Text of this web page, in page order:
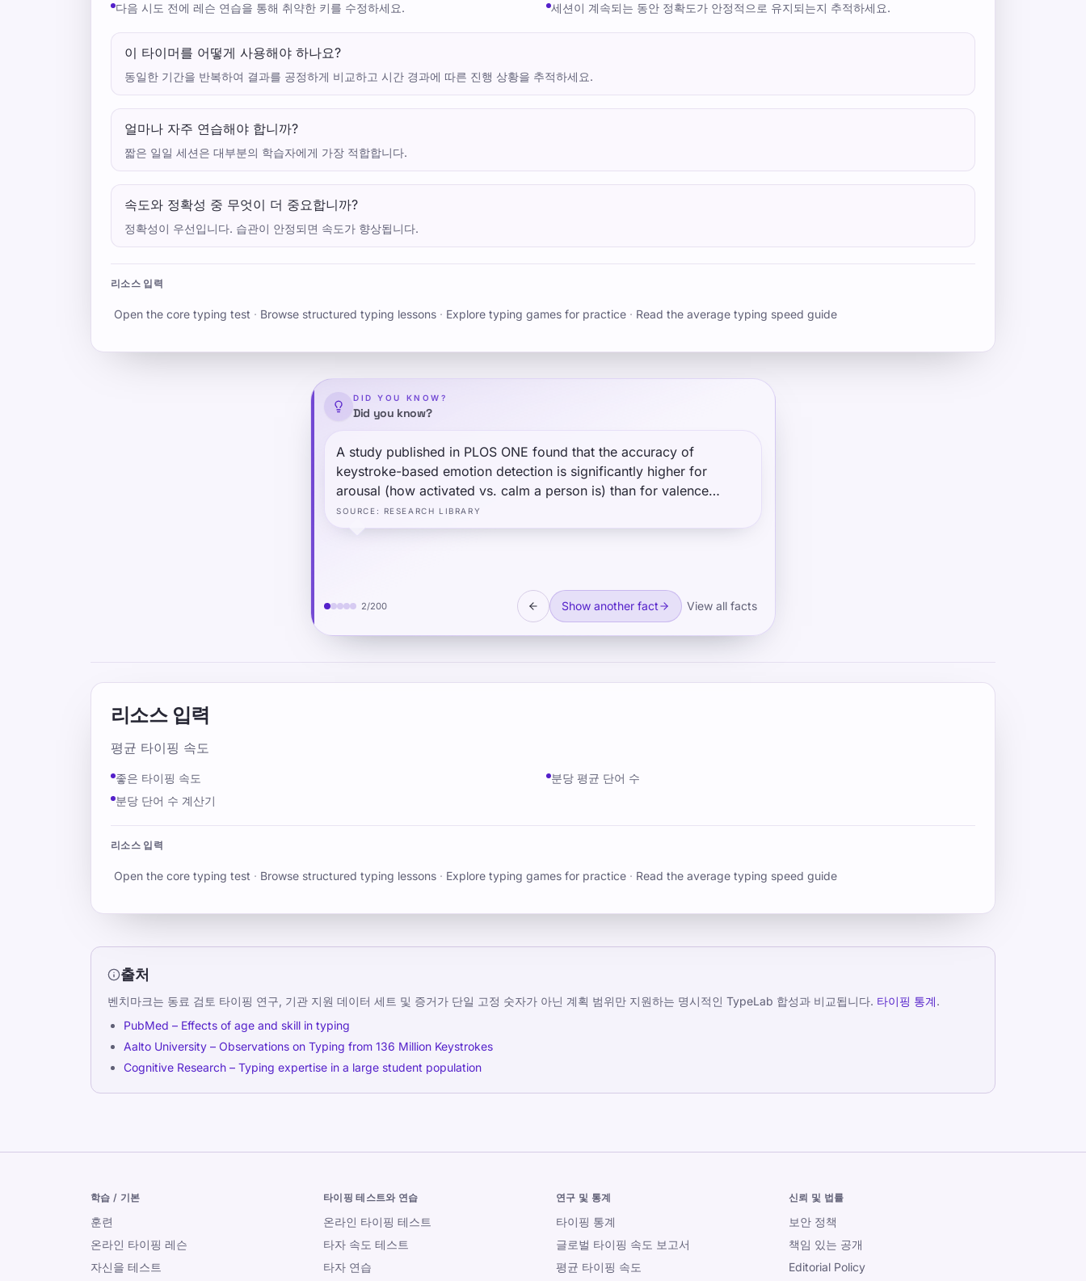
다음 시도 전에 레슨 연습을 통해 취약한 키를 수정하세요.
세션이 계속되는 동안 정확도가 안정적으로 유지되는지 추적하세요.
이 타이머를 어떻게 사용해야 하나요?
동일한 기간을 반복하여 결과를 공정하게 비교하고 시간 경과에 따른 진행 상황을 추적하세요.
얼마나 자주 연습해야 합니까?
짧은 일일 세션은 대부분의 학습자에게 가장 적합합니다.
속도와 정확성 중 무엇이 더 중요합니까?
정확성이 우선입니다. 습관이 안정되면 속도가 향상됩니다.
리소스 입력
Open the core typing test · Browse structured typing lessons · Explore typing games for practice · Read the average typing speed guide
DID YOU KNOW?
Did you know?
A study published in PLOS ONE found that the accuracy of
keystroke-based emotion detection is significantly higher for
arousal (how activated vs. calm a person is) than for valence
(positive vs. negative mood) — suggesting that typing rhythm is
more sensitive to alertness levels than to emotional content, which
SOURCE : RESEARCH LIBRARY
2/200 Show another fact View all facts
리소스 입력
평균 타이핑 속도
좋은 타이핑 속도
분당 평균 단어 수
분당 단어 수 계산기
리소스 입력
Open the core typing test · Browse structured typing lessons · Explore typing games for practice · Read the average typing speed guide
출처
벤치마크는 동료 검토 타이핑 연구, 기관 지원 데이터 세트 및 증거가 단일 고정 숫자가 아닌 계획 범위만 지원하는 명시적인 TypeLab 합성과 비교됩니다. 타이핑 통계.
PubMed – Effects of age and skill in typing
Aalto University – Observations on Typing from 136 Million Keystrokes
Cognitive Research – Typing expertise in a large student population
학습 / 기본
훈련
온라인 타이핑 레슨
자신을 테스트
타이핑 테스트와 연습
온라인 타이핑 테스트
타자 속도 테스트
타자 연습
연구 및 통계
타이핑 통계
글로벌 타이핑 속도 보고서
평균 타이핑 속도
신뢰 및 법률
보안 정책
책임 있는 공개
Editorial Policy